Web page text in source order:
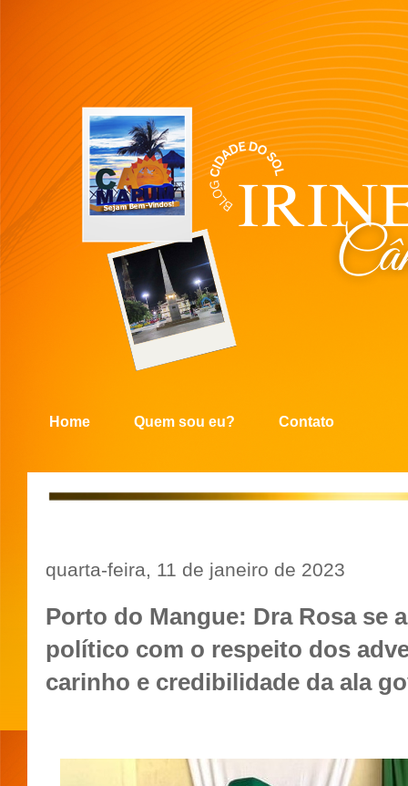
Home Quem sou eu? Contato
quarta-feira, 11 de janeiro de 2023
Porto do Mangue: Dra Rosa se
político com o respeito dos
carinho e credibilidade da ala